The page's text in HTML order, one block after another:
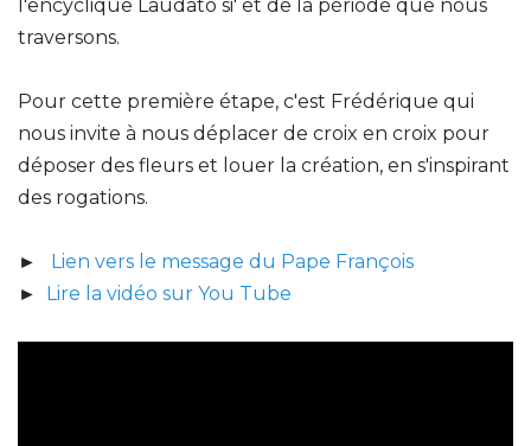
l'encyclique Laudato si' et de la période que nous
traversons.
Pour cette première étape, c'est Frédérique qui
nous invite à nous déplacer de croix en croix pour
déposer des fleurs et louer la création, en s'inspirant
des rogations.
► Lien vers le message du Pape François
► Lire la vidéo sur You Tube